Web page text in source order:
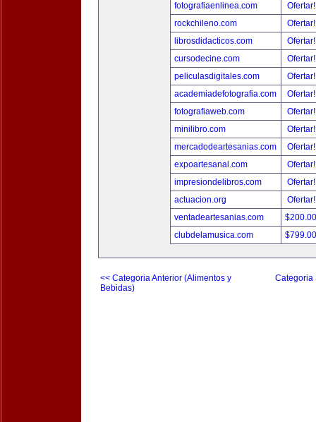
fotografiaenlinea.com
rockchileno.com
librosdidacticos.com
cursodecine.com
peliculasdigitales.com
academiadefotografia.com
fotografiaweb.com
minilibro.com
mercadodeartesanias.com
expoartesanal.com
impresiondelibros.com
actuacion.org
ventadeartesanias.com
clubdelamusica.com
<< Categoria Anterior (Alimentos y
Bebidas)
Categoria